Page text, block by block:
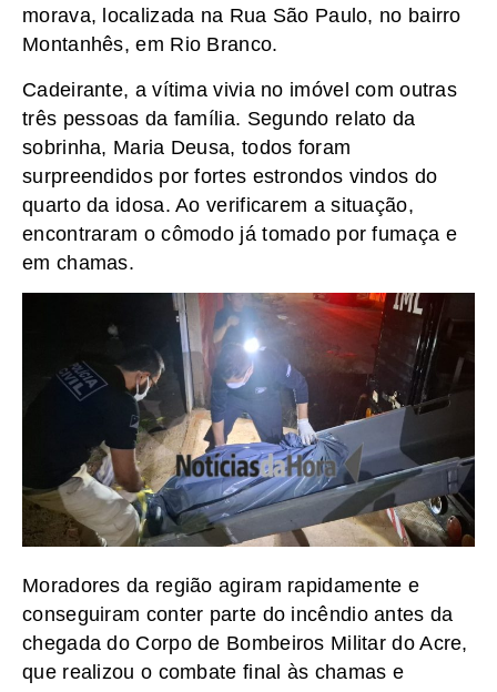
morava, localizada na Rua São Paulo, no bairro
Montanhês, em Rio Branco.
Cadeirante, a vítima vivia no imóvel com outras
três pessoas da família. Segundo relato da
sobrinha, Maria Deusa, todos foram
surpreendidos por fortes estrondos vindos do
quarto da idosa. Ao verificarem a situação,
encontraram o cômodo já tomado por fumaça e
em chamas.
Moradores da região agiram rapidamente e
conseguiram conter parte do incêndio antes da
chegada do Corpo de Bombeiros Militar do Acre,
que realizou o combate final às chamas e